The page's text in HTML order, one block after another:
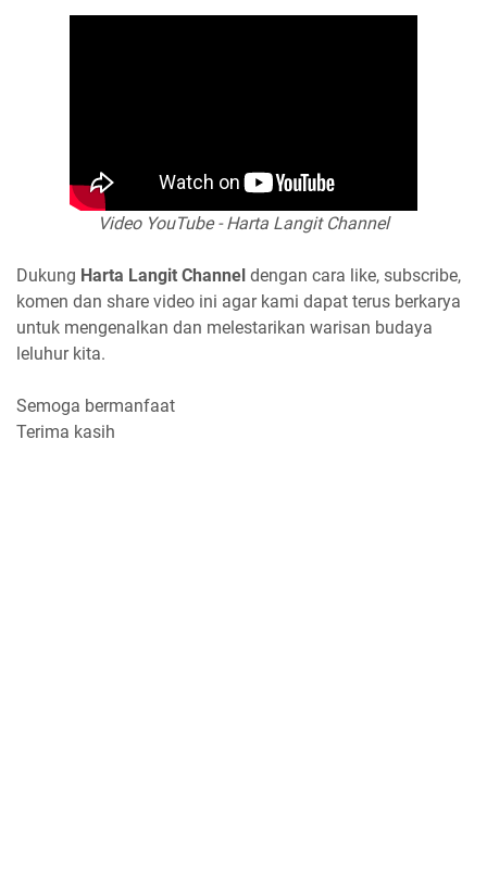
Video YouTube - Harta Langit Channel
Dukung Harta Langit Channel dengan cara like, subscribe,
komen dan share video ini agar kami dapat terus berkarya
untuk mengenalkan dan melestarikan warisan budaya
leluhur kita.
Semoga bermanfaat
Terima kasih